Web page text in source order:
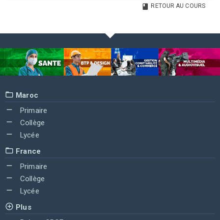
RETOUR AU COURS
Maroc
Primaire
Collège
Lycée
France
Primaire
Collège
Lycée
Plus